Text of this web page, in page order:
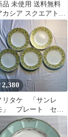
品 未使用 送料無料
カシア スクエアトレ
Ｍ 4枚 セット
2,380
リタケ 「サンレ
」 プレート セッ
お皿 食器 陶
キッチン